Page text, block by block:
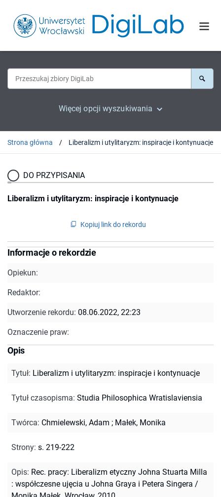
Więcej opcji wyszukiwania
Strona główna Liberalizm i utylitaryzm: inspiracje i kontynuacje
DO PRZYPISANIA
Liberalizm i utylitaryzm: inspiracje i kontynuacje
Kopiuj link do rekordu
Informacje o rekordzie
Opiekun:
Redaktor:
Utworzenie rekordu: 08.06.2022, 22:23
Oznaczenie praw:
Opis
Tytuł: Liberalizm i utylitaryzm: inspiracje i kontynuacje
Tytuł czasopisma: Studia Philosophica Wratislaviensia
Twórca: Chmielewski, Adam ; Małek, Monika
Strony: s. 219-222
Opis: Rec. pracy: Liberalizm etyczny Johna Stuarta Milla
: współczesne ujęcia u Johna Graya i Petera Singera /